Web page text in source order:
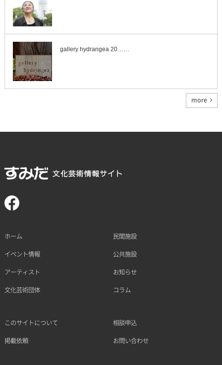
gallery hydrangea 20……
more
ホーム
イベント情報
アーティスト
文化芸術団体
民間施設
公共施設
お知らせ
コラム
このサイトについて
掲載依頼
相談申込
お問い合わせ